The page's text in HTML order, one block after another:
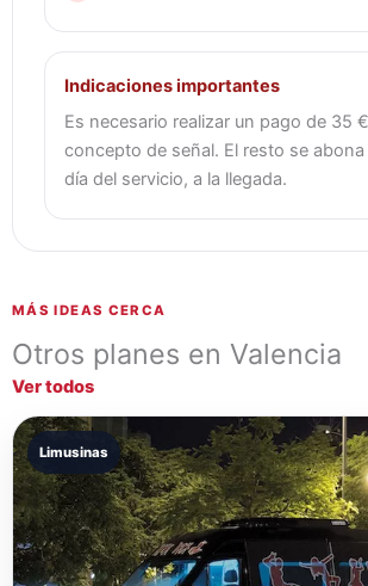
Indicaciones importantes
Es necesario realizar un pago de 35
concepto de señal. El resto se
día del servicio, a la llegada.
MÁS IDEAS CERCA
Otros planes en Valencia
Ver todos
Limusinas